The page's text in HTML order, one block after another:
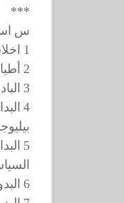
***
س
1 اخلاق البدو في أشعارهم وأخبارهم عاتق البلادي دار مكة للنشر بمكة 1404هـ
2 أطياب من كلام الأعراب حسن دندشي جروس برس لبنان 1982م
3 البادية والبدو خلف بن حديد دار الفكر دمشق 1407هـ
4 البداوة العربية د. أبو بكر باقاد مكتبة الملك فهد 1421هـ
5 البداوة في الكويت (دراسة ميدانية) إبراهيم الشكري مطابع دار 1981م
6 البدو والبادية د.جبرائيل سليمان جبور دار العلم للملايين 1988م